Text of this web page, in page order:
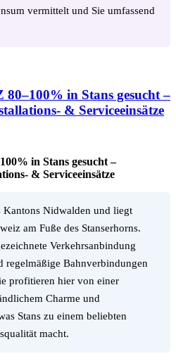
vermittelt und Sie umfassend
in Stans gesucht –
& Serviceeinsätze
in Stans gesucht –
& Serviceeinsätze
Kantons Nidwalden und liegt
am Fuße des Stanserhorns.
Verkehrsanbindung
regelmäßige Bahnverbindungen
profitieren hier von einer
Charme und
Stans zu einem beliebten
macht.